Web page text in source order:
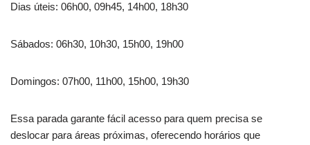
Dias úteis: 06h00, 09h45, 14h00, 18h30
Sábados: 06h30, 10h30, 15h00, 19h00
Domingos: 07h00, 11h00, 15h00, 19h30
Essa parada garante fácil acesso para quem precisa se
deslocar para áreas próximas, oferecendo horários que